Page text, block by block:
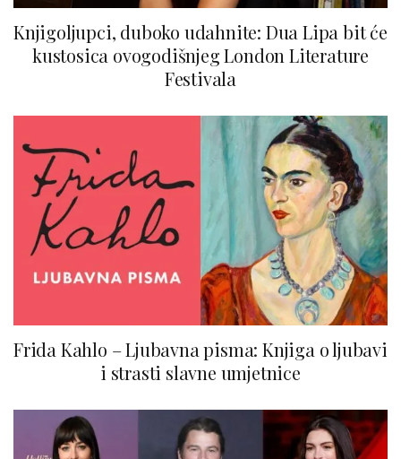
Knjigoljupci, duboko udahnite: Dua Lipa bit će
kustosica ovogodišnjeg London Literature
Festivala
Frida Kahlo – Ljubavna pisma: Knjiga o ljubavi
i strasti slavne umjetnice